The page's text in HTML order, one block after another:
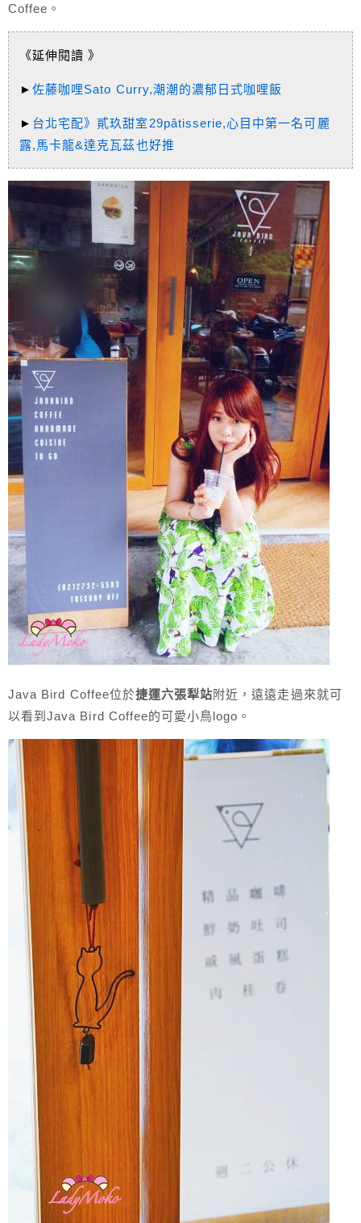
Coffee。
《延伸閱讀 》
►佐藤咖哩Sato Curry,潮潮的濃郁日式咖哩飯
► 台北宅配》貳玖甜室29pâtisserie,心目中第一名可麗
露,馬卡龍&達克瓦茲也好推
Java Bird Coffee位於捷運六張犁站附近，遠遠走過來就可
以看到Java Bird Coffee的可愛小鳥logo。